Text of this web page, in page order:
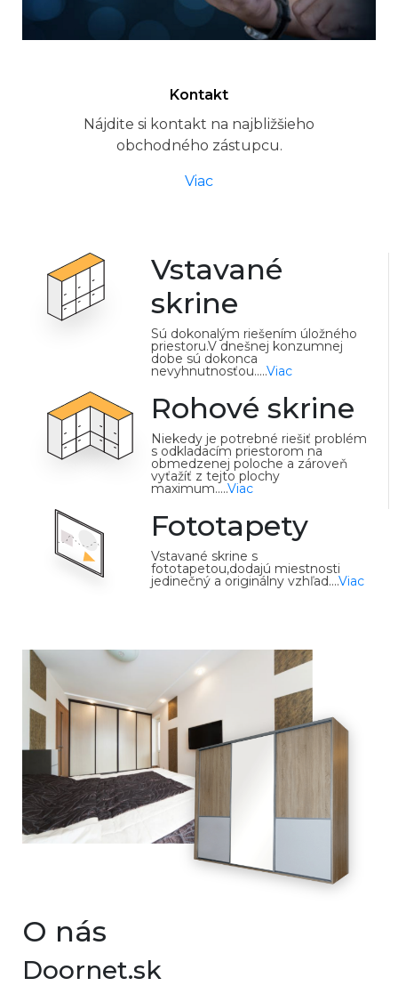
Kontakt
Nájdite si kontakt na najbližšieho
obchodného zástupcu.
Viac
Vstavané
skrine
Sú dokonalým riešením úložného
priestoru.V dnešnej konzumnej
dobe sú dokonca
nevyhnutnosťou.....Viac
Rohové skrine
Niekedy je potrebné riešiť problém
s odkladacím priestorom na
obmedzenej poloche a zároveň
vyťažíť z tejto plochy
maximum.....Viac
Fototapety
Vstavané skrine s
fototapetou,dodajú miestnosti
jedinečný a originálny vzhľad....Viac
O nás
Doornet.sk